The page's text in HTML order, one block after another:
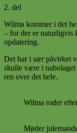
2. del
Wilma kommer i det
– for der er naturligvis
opdatering.
Det har i sær påvirket
skulle være i
ren over det hele.
Wilma roder
Møder